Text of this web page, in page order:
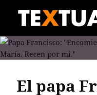
TEXTUAL
El papa